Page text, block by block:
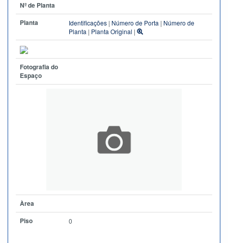
Nº de Planta
Planta
Identificações | Número de Porta | Número de
Planta | Planta Original |
Fotografia do
Espaço
Àrea
Piso
0